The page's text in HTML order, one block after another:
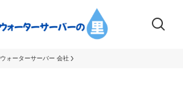
ウォーターサーバー 会社